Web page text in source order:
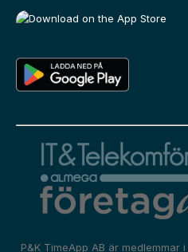
P&K TimeApp AB är medlemmar i